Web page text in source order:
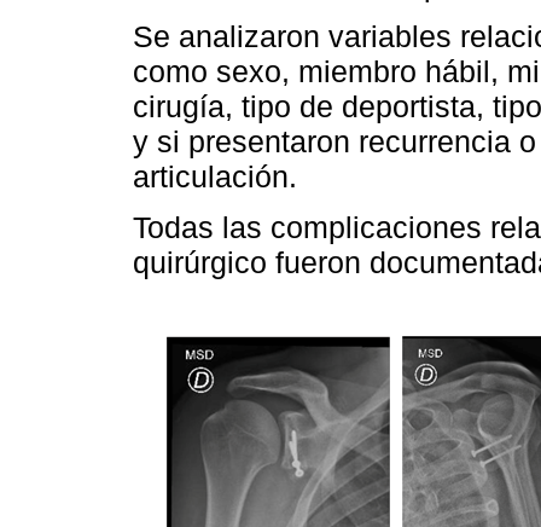
Se analizaron variables
como sexo, miembro hábil,
cirugía, tipo de deportista,
y si presentaron recurrencia
articulación.
Todas las complicaciones
quirúrgico fueron